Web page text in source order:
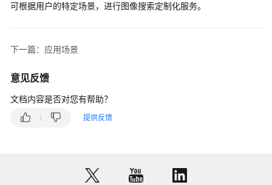
费
选）
权
子
可根据用户的特定场景，进行图像搜索定制化服务。
下一篇：应用场景
意见反馈
文档内容是否对您有帮助？
提供反馈